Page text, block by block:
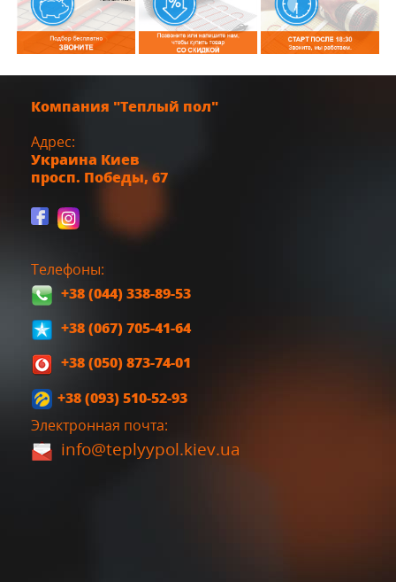
Компания "Теплый пол"
Адрес:
Украина Киев
просп. Победы, 67
Телефоны:
+38 (044) 338-89-53
+38 (067) 705-41-64
+38 (050) 873-74-01
+38 (093) 510-52-93
Электронная почта:
info@teplyypol.kiev.ua